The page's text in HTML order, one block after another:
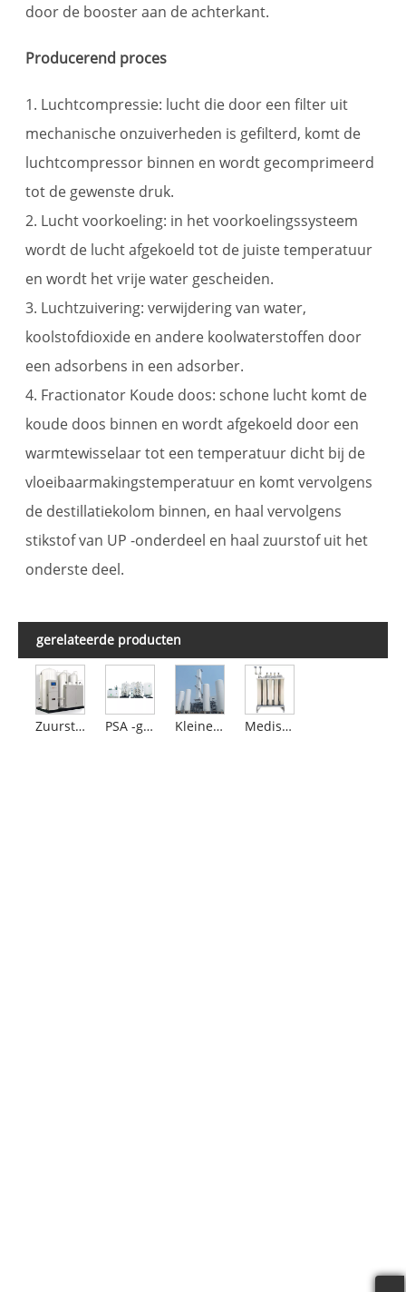
door de booster aan de achterkant.
Producerend proces
1. Luchtcompressie: lucht die door een filter uit
mechanische onzuiverheden is gefilterd, komt de
luchtcompressor binnen en wordt gecomprimeerd
tot de gewenste druk.
2. Lucht voorkoeling: in het voorkoelingssysteem
wordt de lucht afgekoeld tot de juiste temperatuur
en wordt het vrije water gescheiden.
3. Luchtzuivering: verwijdering van water,
koolstofdioxide en andere koolwaterstoffen door
een adsorbens in een adsorber.
4. Fractionator Koude doos: schone lucht komt de
koude doos binnen en wordt afgekoeld door een
warmtewisselaar tot een temperatuur dicht bij de
vloeibaarmakingstemperatuur en komt vervolgens
de destillatiekolom binnen, en haal vervolgens
stikstof van UP -onderdeel en haal zuurstof uit het
onderste deel.
gerelateerde producten
Zuurstofgenerator PSA -generator Kleine vloeibare stikstofapparatuur Medisch vloeibare zuurstofsysteem